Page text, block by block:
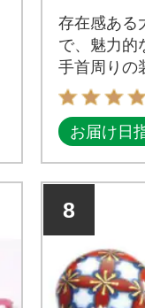
存在感ある
で、魅力的
手首周りの
出します。
お届け日
8